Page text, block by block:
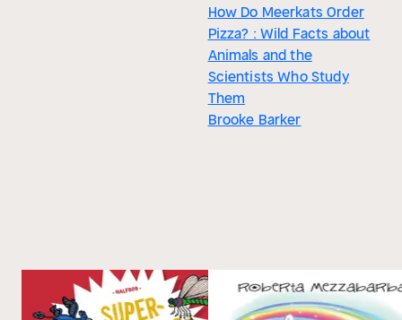
How Do Meerkats Order
Pizza? : Wild Facts about
Animals and the
Scientists Who Study
Them
Brooke Barker